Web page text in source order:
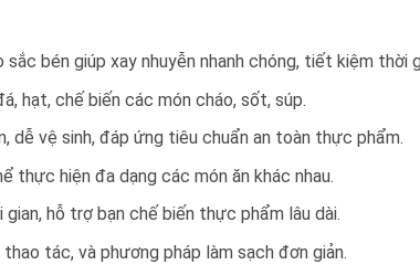
bén giúp xay nhuyễn nhanh chóng, tiết kiệm thời
hạt, chế biến các món cháo, sốt, súp.
dễ vệ sinh, đáp ứng tiêu chuẩn an toàn thực phẩm.
thực hiện đa dạng các món ăn khác nhau.
hỗ trợ bạn chế biến thực phẩm lâu dài.
tác, và phương pháp làm sạch đơn giản.